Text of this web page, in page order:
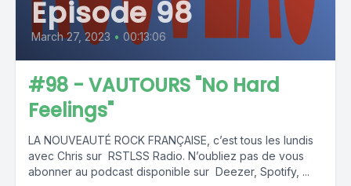
Episode 98
March 27, 2023 • 00:13:06
#98 - VAUTOURS "No Hard
Feelings"
LA NOUVEAUTÉ ROCK FRANÇAISE, c’est tous les lundis
avec Chris sur RSTLSS Radio. N’oubliez pas de vous
abonner au podcast disponible sur Deezer, Spotify, ...